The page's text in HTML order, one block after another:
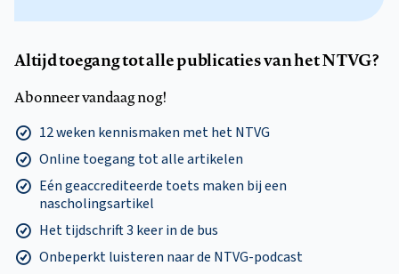
Altijd toegang tot alle publicaties van het NTVG?
Abonneer vandaag nog!
12 weken kennismaken met het NTVG
Online toegang tot alle artikelen
Eén geaccrediteerde toets maken bij een
nascholingsartikel
Het tijdschrift 3 keer in de bus
Onbeperkt luisteren naar de NTVG-podcast